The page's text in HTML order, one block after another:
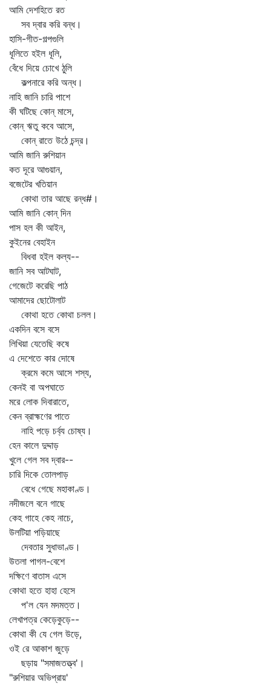
আমি দেশহিতে রত
সব দ্বার করি বন্ধ।
হাসি-গীত-গল্পগুলি
ধূলিতে হইল ধূলি,
বেঁধে দিয়ে চোখে ঠুলি
কল্পনারে করি অন্ধ।
নাহি জানি চারি পাশে
কী ঘটিছে কোন্‌ মাসে,
কোন্‌ ঋতু কবে আসে,
কোন্‌ রাতে উঠে চন্দ্র।
আমি জানি রুশিয়ান
কত দূরে আগুয়ান,
বজেটের খতিয়ান
কোথা তার আছে রন্ধ#।
আমি জানি কোন্‌ দিন
পাস হল কী আইন,
কুইনের বেহাইন
বিধবা হইল কল্য--
জানি সব আটঘাট,
গেজেটে করেছি পাঠ
আমাদের ছোটোলাট
কোথা হতে কোথা চলল।
একদিন বসে বসে
লিখিয়া যেতেছি কষে
এ দেশেতে কার দোষে
ক্রমে কমে আসে শস্য,
কেনই বা অপঘাতে
মরে লোক দিবারাতে,
কেন ব্রাহ্মণের পাতে
নাহি পড়ে চর্ব্য চোষ্য।
হেন কালে দুদ্দাড়
খুলে গেল সব দ্বার--
চারি দিকে তোলপাড়
বেধে গেছে মহাকাণ্ড।
নদীজলে বনে গাছে
কেহ গাহে কেহ নাচে,
উলটিয়া পড়িয়াছে
দেবতার সুধাভাণ্ড।
উতলা পাগল-বেশে
দক্ষিণে বাতাস এসে
কোথা হতে হাহা হেসে
প'ল যেন মদমত্ত।
লেখাপত্র কেড়েকুড়ে--
কোথা কী যে গেল উড়ে,
ওই রে আকাশ জুড়ে
ছড়ায় "সমাজতত্ত্ব'।
"রুশিয়ার অভিপ্রায়'